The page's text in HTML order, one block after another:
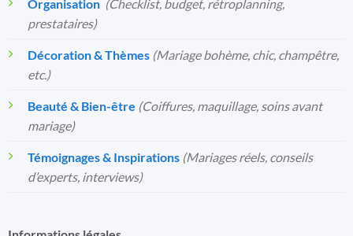
Organisation️ (Checklist, budget, rétroplanning,
prestataires)
Décoration & Thèmes (Mariage bohème, chic, champêtre,
etc.)
Beauté & Bien-être (Coiffures, maquillage, soins avant
mariage)
Témoignages & Inspirations (Mariages réels, conseils
d’experts, interviews)